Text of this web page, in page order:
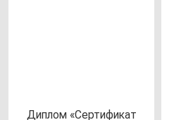
Дип­лом «Сер­ти­фи­кат